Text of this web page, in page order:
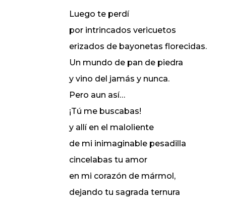
Luego te perdí
por intrincados vericuetos
erizados de bayonetas florecidas.
Un mundo de pan de piedra
y vino del jamás y nunca.
Pero aun así…
¡Tú me buscabas!
y allí en el maloliente
de mi inimaginable pesadilla
cincelabas tu amor
en mi corazón de mármol,
dejando tu sagrada ternura